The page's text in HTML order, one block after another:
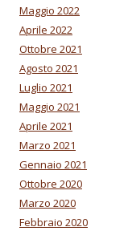
Maggio 2022
Aprile 2022
Ottobre 2021
Agosto 2021
Luglio 2021
Maggio 2021
Aprile 2021
Marzo 2021
Gennaio 2021
Ottobre 2020
Marzo 2020
Febbraio 2020